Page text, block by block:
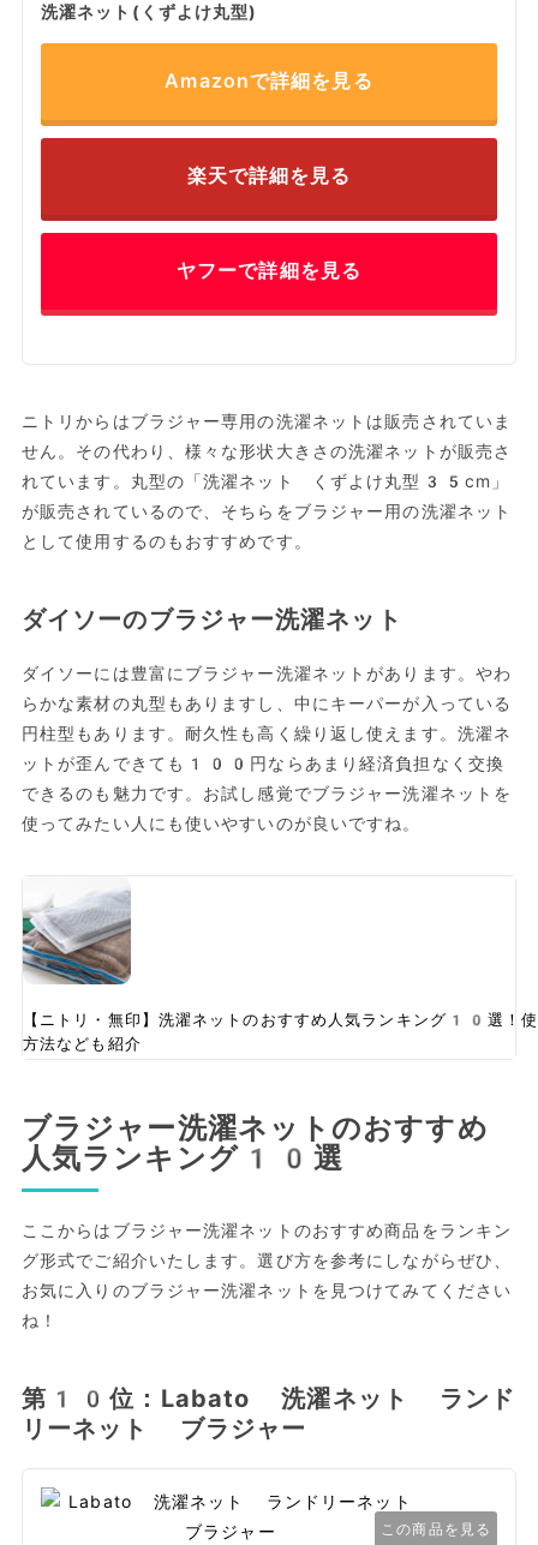
洗濯ネット(くずよけ丸型)
Amazonで詳細を見る
楽天で詳細を見る
ヤフーで詳細を見る
ニトリからはブラジャー専用の洗濯ネットは販売されていま
せん。その代わり、様々な形状大きさの洗濯ネットが販売さ
れています。丸型の「洗濯ネット くずよけ丸型35cm」
が販売されているので、そちらをブラジャー用の洗濯ネット
として使用するのもおすすめです。
ダイソーのブラジャー洗濯ネット
ダイソーには豊富にブラジャー洗濯ネットがあります。やわ
らかな素材の丸型もありますし、中にキーパーが入っている
円柱型もあります。耐久性も高く繰り返し使えます。洗濯ネ
ットが歪んできても100円ならあまり経済負担なく交換
できるのも魅力です。お試し感覚でブラジャー洗濯ネットを
使ってみたい人にも使いやすいのが良いですね。
【ニトリ・無印】洗濯ネットのおすすめ人気ランキング10選！
方法なども紹介
ブラジャー洗濯ネットのおすすめ
人気ランキング10選
ここからはブラジャー洗濯ネットのおすすめ商品をランキン
グ形式でご紹介いたします。選び方を参考にしながらぜひ、
お気に入りのブラジャー洗濯ネットを見つけてみてください
ね！
第10位：Labato 洗濯ネット ランド
リーネット ブラジャー
この商品を見る